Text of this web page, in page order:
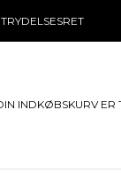
INDKØBSKURV ER